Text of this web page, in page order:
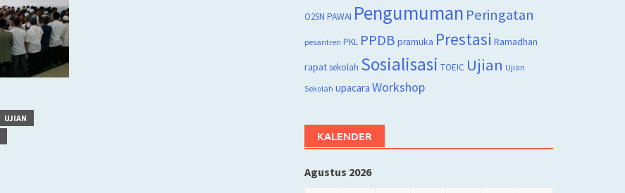
UJIAN
O2SN PAWAI Pengumuman Peringatan
pesantren PKL PPDB pramuka Prestasi Ramadhan
rapatsekolah Sosialisasi TOEIC Ujian Ujian
Sekolah upacara Workshop
KALENDER
Agustus 2026